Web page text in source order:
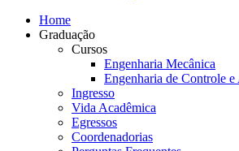
Home
Graduação
Cursos
Engenharia Mecânica
Engenharia de Controle e
Ingresso
Vida Acadêmica
Egressos
Coordenadorias